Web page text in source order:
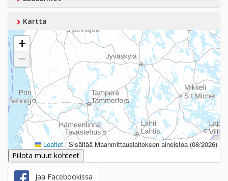
Kartta
+
−
Leaflet | Sisältää Maanmittauslaitoksen aineistoa (08/2026)
Piilota muut kohteet
Jaa Facebookissa